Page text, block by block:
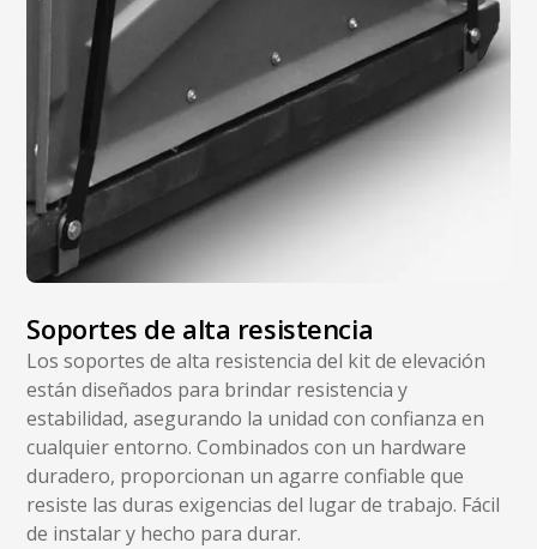
Soportes de alta resistencia
Los soportes de alta resistencia del kit de elevación
están diseñados para brindar resistencia y
estabilidad, asegurando la unidad con confianza en
cualquier entorno. Combinados con un hardware
duradero, proporcionan un agarre confiable que
resiste las duras exigencias del lugar de trabajo. Fácil
de instalar y hecho para durar.